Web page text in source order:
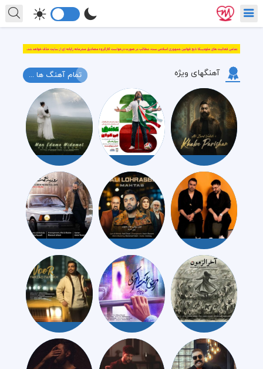
آهنگهای ویژه تمام آهنگ ها ...